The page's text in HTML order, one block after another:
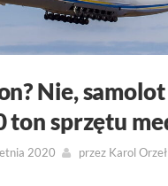
Nie,
ton sprzętu
2020 przez Karol Orzeł